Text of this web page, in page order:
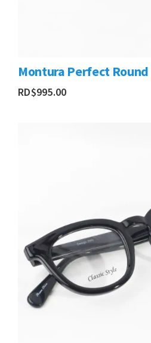
Montura Perfect Round
RD$995.00